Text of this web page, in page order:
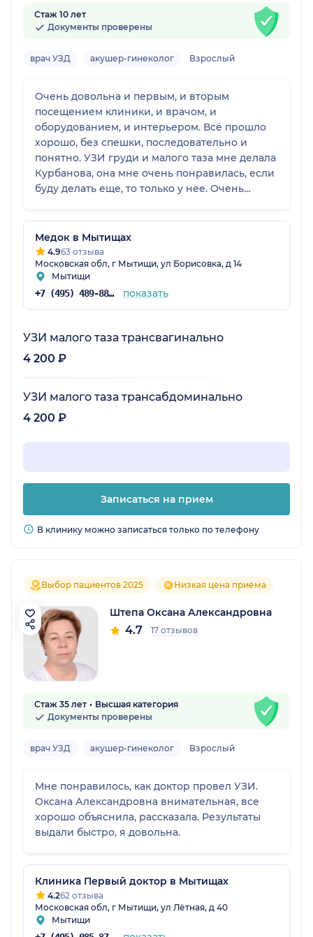
Стаж 10 лет
Документы проверены
врач УЗД акушер-гинеколог Взрослый
Очень довольна и первым, и вторым
посещением клиники, и врачом, и
оборудованием, и интерьером. Всё прошло
хорошо, без спешки, последовательно и
понятно. УЗИ груди и малого таза мне делала
Курбанова, она мне очень понравилась, если
буду делать еще, то только у нее. Очень
Обычно приходишь к доктору и
переживаешь за здоровье, особенно в 50 лет,
а здесь врач нашла нужные слова и подход. Я
ушла оттуда, выдохнув, с хорошим прогнозом.
Медок в Мытищах
4.963 отзыва
Московская обл, г Мытищи, ул Борисовка, д 14
Мытищи
+7 (495) 489-88-74 показать
УЗИ малого таза трансвагинально
4 200 ₽
УЗИ малого таза трансабдоминально
4 200 ₽
Записаться на прием
В клинику можно записаться только по телефону
Выбор пациентов 2025 Низкая цена приёма
Штепа Оксана Александровна
4.7 17 отзывов
Стаж 35 лет
Высшая категория
Документы проверены
врач УЗД акушер-гинеколог Взрослый
Мне понравилось, как доктор провел УЗИ.
Оксана Александровна внимательная, все
хорошо объяснила, рассказала. Результаты
выдали быстро, я довольна.
Клиника Первый доктор в Мытищах
4.262 отзыва
Московская обл, г Мытищи, ул Лётная, д 40
Мытищи